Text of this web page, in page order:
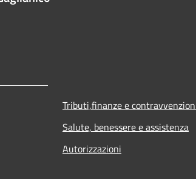
Tributi,finanze e
Salute, benessere e assistenza
Autorizzazioni